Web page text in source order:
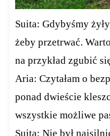
Suita: Gdybyśmy
żeby przetrwać.
na przykład zgubić
Aria: Czytałam o
ponad dwieście
wszystkie możliwe
Suita: Nie był